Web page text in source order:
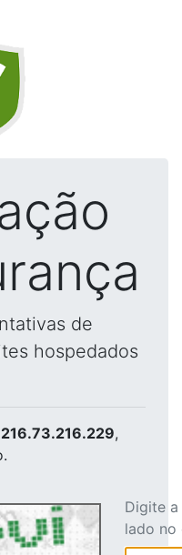
de
hospedados
216.73.216.229,
Digite
lado no